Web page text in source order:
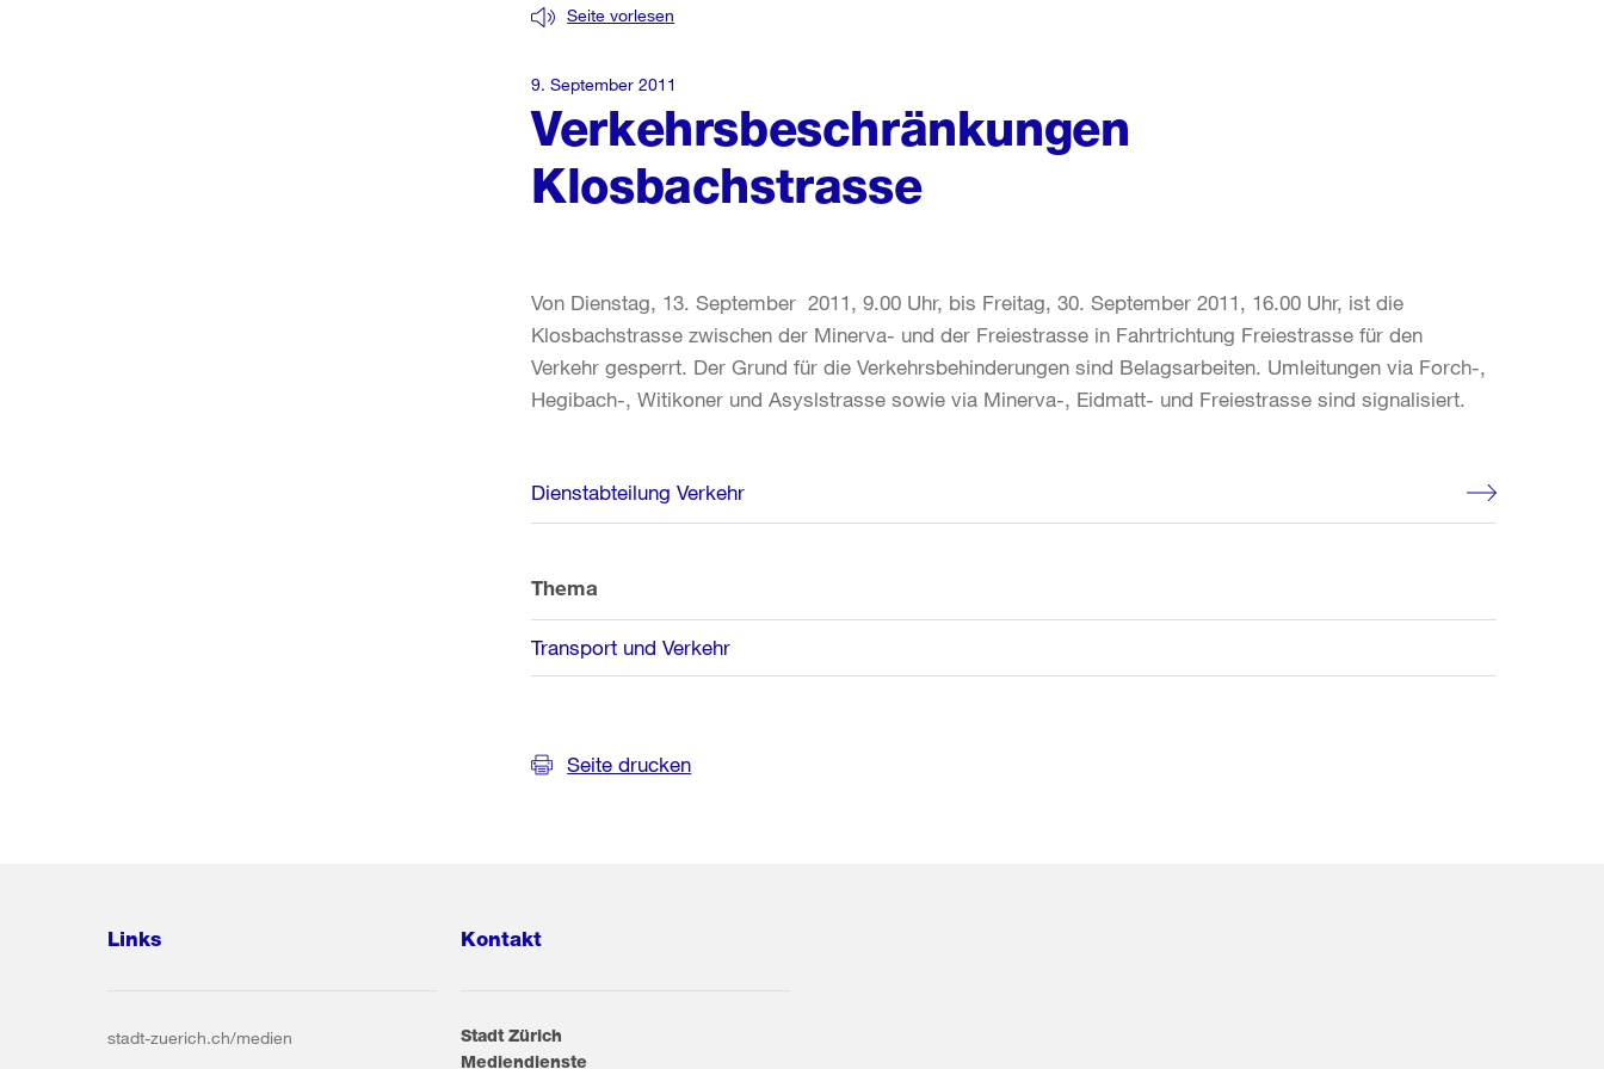
Verkehrsbeschränkungen
Klosbachstrasse
Seite vorlesen
9. September 2011
Von Dienstag, 13. September 2011, 9.00 Uhr, bis Freitag, 30. September 2011, 16.00 Uhr, ist die
Klosbachstrasse zwischen der Minerva- und der Freiestrasse in Fahrtrichtung Freiestrasse für den
Verkehr gesperrt. Der Grund für die Verkehrsbehinderungen sind Belagsarbeiten. Umleitungen via Forch-,
Hegibach-, Witikoner und Asyslstrasse sowie via Minerva-, Eidmatt- und Freiestrasse sind signalisiert.
Weitere
Informationen
Dienstabteilung Verkehr
Thema
Transport und Verkehr
Seite drucken
Links
stadt-zuerich.ch/medien
Kontakt
Stadt Zürich
Mediendienste